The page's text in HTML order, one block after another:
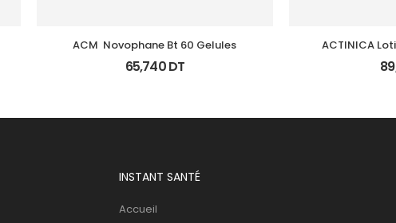
ACM  Novophane Bt 60 Gelules
65,740DT
ACTINICA
INSTANT SANTÉ
Accueil